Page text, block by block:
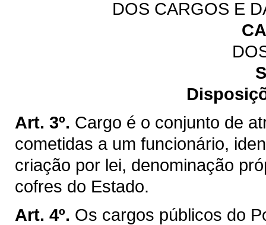
DOS CARGOS E
Art. 3º. Cargo é o conjunto de
cometidas a um funcionário,
criação por lei, denominação
cofres do Estado.
Art. 4º. Os cargos públicos do